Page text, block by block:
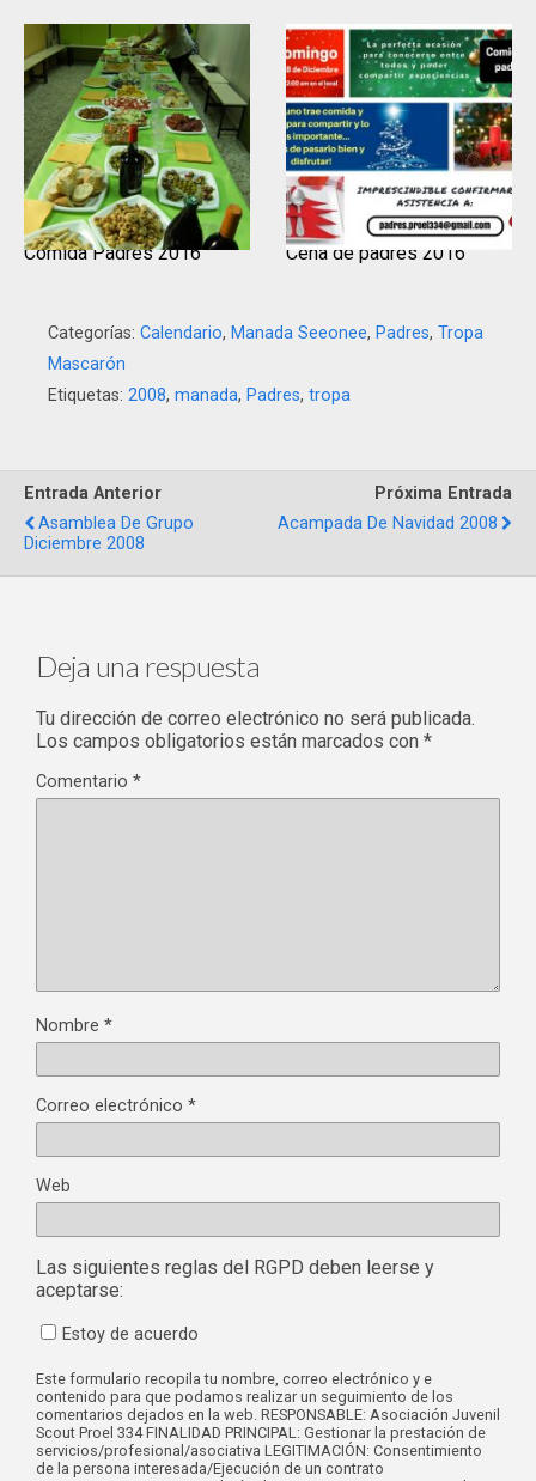
Comida Padres 2016 Cena de padres 2016
Categorías: Calendario, Manada Seeonee, Padres, Tropa
Mascarón
Etiquetas: 2008, manada, Padres, tropa
Entrada Anterior
Asamblea De Grupo
Diciembre 2008
Próxima Entrada
Acampada De Navidad 2008
Deja una respuesta
Tu dirección de correo electrónico no será publicada.
Los campos obligatorios están marcados con *
Comentario *
Nombre *
Correo electrónico *
Web
Las siguientes reglas del RGPD deben leerse y
aceptarse:
Estoy de acuerdo
Este formulario recopila tu nombre, correo electrónico y e
contenido para que podamos realizar un seguimiento de los
comentarios dejados en la web. RESPONSABLE: Asociación Juvenil
Scout Proel 334 FINALIDAD PRINCIPAL: Gestionar la prestación de
servicios/profesional/asociativa LEGITIMACIÓN: Consentimiento
de la persona interesada/Ejecución de un contrato